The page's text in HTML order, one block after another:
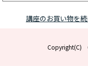
講座のお買い物を
Copyright(C)